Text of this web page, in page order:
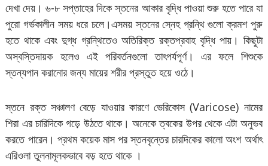
দেখা দেয়। ৬-৮ সপ্তাহের দিকে স্তনের আকার বৃদ্ধি পাওয়া শুরু হতে পারে যা
পুরো গর্ভকালীন সময় ধরে চলে।এসময় স্তনের স্নেহ গ্রন্থি গুলো ক্রমশ পুরু
হতে থাকে এবং দুগ্ধ গ্রন্থিতেও অতিরিক্ত রক্তপ্রবাহ বৃদ্ধি পায়। কিছুটা
অস্বস্তিদায়ক হলেও এই পরিবর্তনগুলো তাৎপর্যপূর্ণ। এর ফলে শিশুকে
স্তন্যপান করানোর জন্য মায়ের শরীর প্রস্তুত হয়ে ওঠে।
স্তনে রক্ত সঞ্চালণ বেড়ে যাওয়ার কারণে ভেরিকোস (Varicose) নামের
শিরা এর চারিদিকে গড়ে উঠতে থাকে। অনেকে ত্বকের উপর থেকে এটা অনুভব
করতে পারেন। প্রথম কয়েক মাস পর স্তনবৃন্তের চারদিকের কালো অংশ অর্থাৎ
এরিওলা তুলনামূলকভাবে বড় হতে থাকে ।